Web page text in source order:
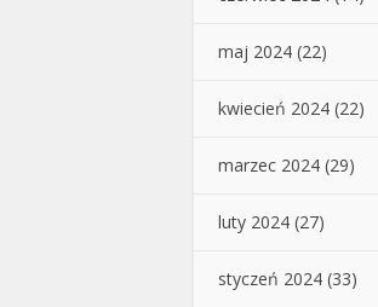
maj 2024 (22)
kwiecień 2024 (22)
marzec 2024 (29)
luty 2024 (27)
styczeń 2024 (33)